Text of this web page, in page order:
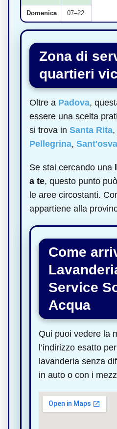
Domenica 07–22
Zona di
quartieri
Oltre a Padova,
essere una scelta
si trova in Santa Rita,
Pellegrina,
Se stai cercando una
a te, questo punto
le aree circostanti.
appartiene alla
Come
Service
Acqua
Qui puoi vedere la
l’indirizzo esatto
lavanderia senza
in auto o con i